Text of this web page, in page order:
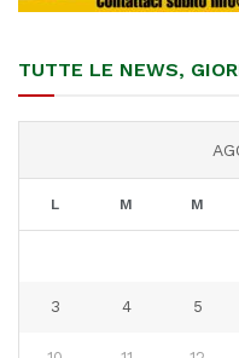
TUTTE LE NEWS,
L M M
3 4 5